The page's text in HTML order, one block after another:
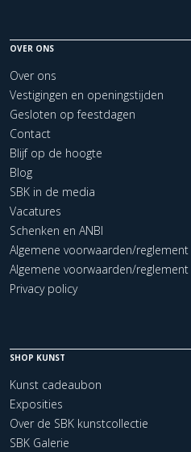
OVER ONS
Over ons
Vestigingen en openingstijden
Gesloten op feestdagen
Contact
Blijf op de hoogte
Blog
SBK in de media
Vacatures
Schenken en ANBI
Algemene voorwaarden/
Algemene voorwaarden/
Privacy policy
SHOP KUNST
Kunst cadeaubon
Exposities
Over de SBK kunstcollectie
SBK Galerie